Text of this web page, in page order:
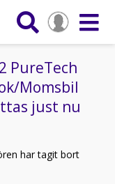
PureTech
Momsbil
just nu
har tagit bort